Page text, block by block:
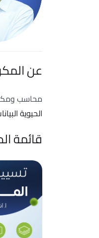
عن
محاسب
الحيوية
قائمة